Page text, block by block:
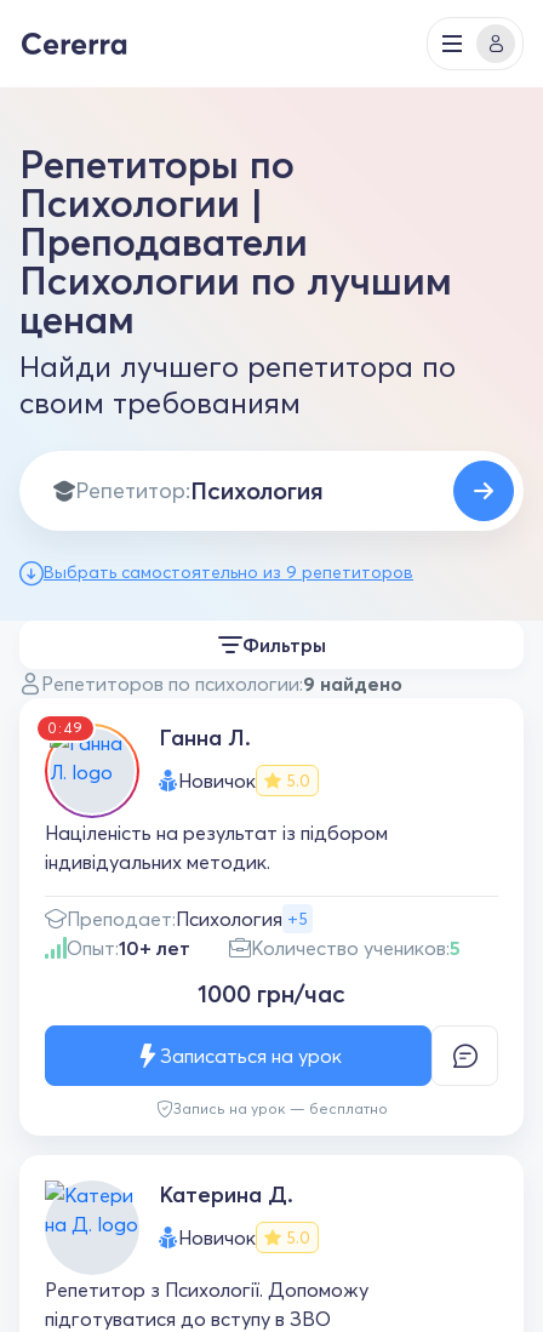
Репетиторы по
Психологии |
Преподаватели
Психологии по лучшим
ценам
Найди лучшего репетитора по
своим требованиям
Репетитор:
Выбрать самостоятельно из 9 репетиторов
Репетиторов по психологии:9 найдено
Фильтры
0:49 Ганна Л.
Новичок 5.0
Націленість на результат із підбором
індивідуальних методик.
Преподает:Психология +5
Опыт:10+ лет Количество учеников:5
1000 грн/час
Запись на урок — бесплатно
Записаться на урок
Катерина Д.
Новичок 5.0
Репетитор з Психології. Допоможу
підготуватися до вступу в ЗВО